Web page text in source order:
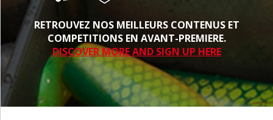
RETROUVEZ NOS MEILLEURS CONTENUS ET
COMPETITIONS EN AVANT-PREMIERE.
DISCOVER MORE AND SIGN UP HERE